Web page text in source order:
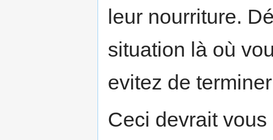
leur nourriture.
situation là où
evitez de
Ceci devrait